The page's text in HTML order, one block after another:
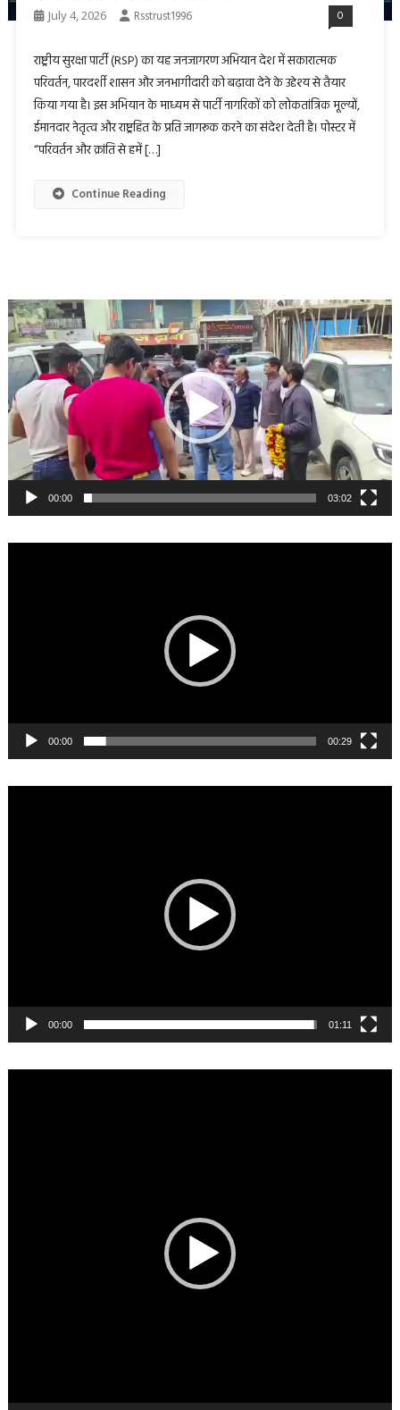
July 4, 2026 Rsstrust1996 0
राष्ट्रीय सुरक्षा पार्टी (RSP) का यह जनजागरण अभियान देश में सकारात्मक
परिवर्तन, पारदर्शी शासन और जनभागीदारी को बढ़ावा देने के उद्देश्य से तैयार
किया गया है। इस अभियान के माध्यम से पार्टी नागरिकों को लोकतांत्रिक मूल्यों,
ईमानदार नेतृत्व और राष्ट्रहित के प्रति जागरूक करने का संदेश देती है। पोस्टर में
“परिवर्तन और क्रांति से हमें […]
Continue Reading
Video
Player
00:00 03:02
00:00 00:29
00:00 01:11